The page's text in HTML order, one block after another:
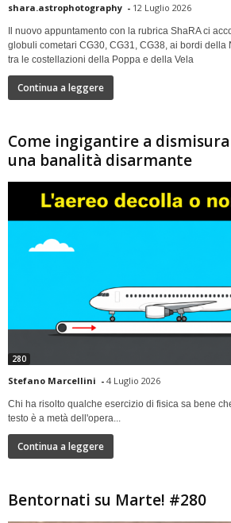
shara.astrophotography - 12 Luglio 2026
Il nuovo appuntamento con la rubrica ShaRA ci
globuli cometari CG30, CG31, CG38, ai bordi della
tra le costellazioni della Poppa e della Vela
Continua a leggere
Come ingigantire a
una banalità disarmante
280
Stefano Marcellini - 4 Luglio 2026
Chi ha risolto qualche esercizio di fisica sa bene
testo è a metà dell'opera...
Continua a leggere
Bentornati su Marte! #280